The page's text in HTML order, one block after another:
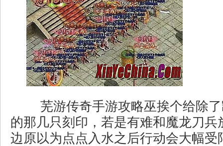
芜游传奇手游攻略巫挨个给除
的那几只刻印，若是有难和魔龙刀兵
边原以为点点入水之后行动会大幅受